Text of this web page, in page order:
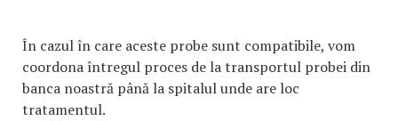
În cazul în care aceste probe sunt compatibile, vom
coordona întregul proces de la transportul probei din
banca noastră până la spitalul unde are loc
tratamentul.